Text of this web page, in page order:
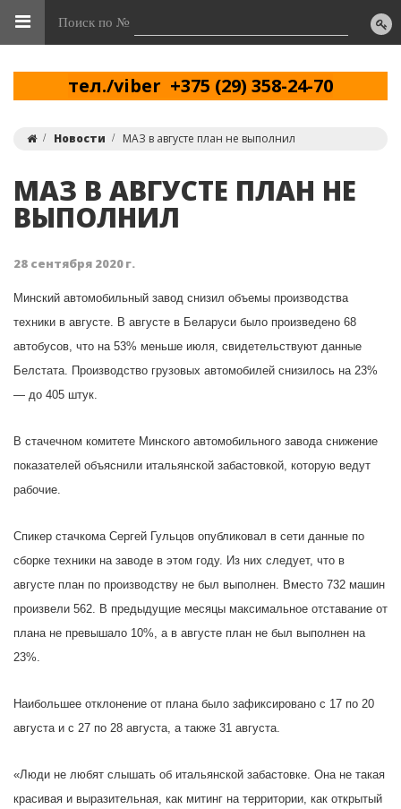
Поиск по №
тел./viber +375 (29) 358-24-70
Новости МАЗ в августе план не выполнил
МАЗ В АВГУСТЕ ПЛАН НЕ
ВЫПОЛНИЛ
28 сентября 2020 г.
Минский автомобильный завод снизил объемы производства
техники в августе. В августе в Беларуси было произведено 68
автобусов, что на 53% меньше июля, свидетельствуют данные
Белстата. Производство грузовых автомобилей снизилось на 23%
— до 405 штук.
В стачечном комитете Минского автомобильного завода снижение
показателей объяснили итальянской забастовкой, которую ведут
рабочие.
Спикер стачкома Сергей Гульцов опубликовал в сети данные по
сборке техники на заводе в этом году. Из них следует, что в
августе план по производству не был выполнен. Вместо 732 машин
произвели 562. В предыдущие месяцы максимальное отставание от
плана не превышало 10%, а в августе план не был выполнен на
23%.
Наибольшее отклонение от плана было зафиксировано с 17 по 20
августа и с 27 по 28 августа, а также 31 августа.
«Люди не любят слышать об итальянской забастовке. Она не такая
красивая и выразительная, как митинг на территории, как открытый